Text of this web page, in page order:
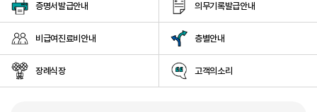
증명서발급안내 의무기록발급안내
비급여진료비안내 층별안내
장례식장 고객의소리